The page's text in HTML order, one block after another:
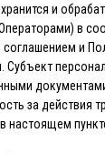
и
в
и
Субъект
за действия
настоящем